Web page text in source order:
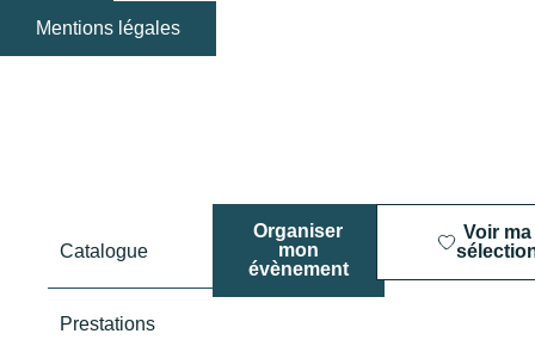
Mentions légales
Catalogue
Prestations
Organiser
mon
évènement
Voir ma